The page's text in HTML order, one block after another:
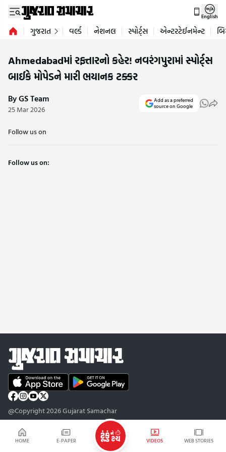
HOME E-PAPER VIDEOS WEB STORIES
English
ગુજરાત વર્લ્ડ નેશનલ સ્પોર્ટ્સ એન્ટરટેઈનમેન્ટ
Ahmedabadમાં રફ્તારનો કહેર! નવરંગપુરામાં સ્પોર્ટ્સ
બાઈકે મોપેડને મારી ભયાનક ટક્કર
By GS Team
25 Mar 2026
Add as a preferred
source on Google
Follow us on
Follow us on:
@Copyright 2026 Gujarat Samachar